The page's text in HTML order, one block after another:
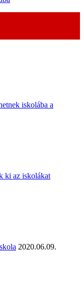
iskolába a
ki az iskolákat
2020.06.09.